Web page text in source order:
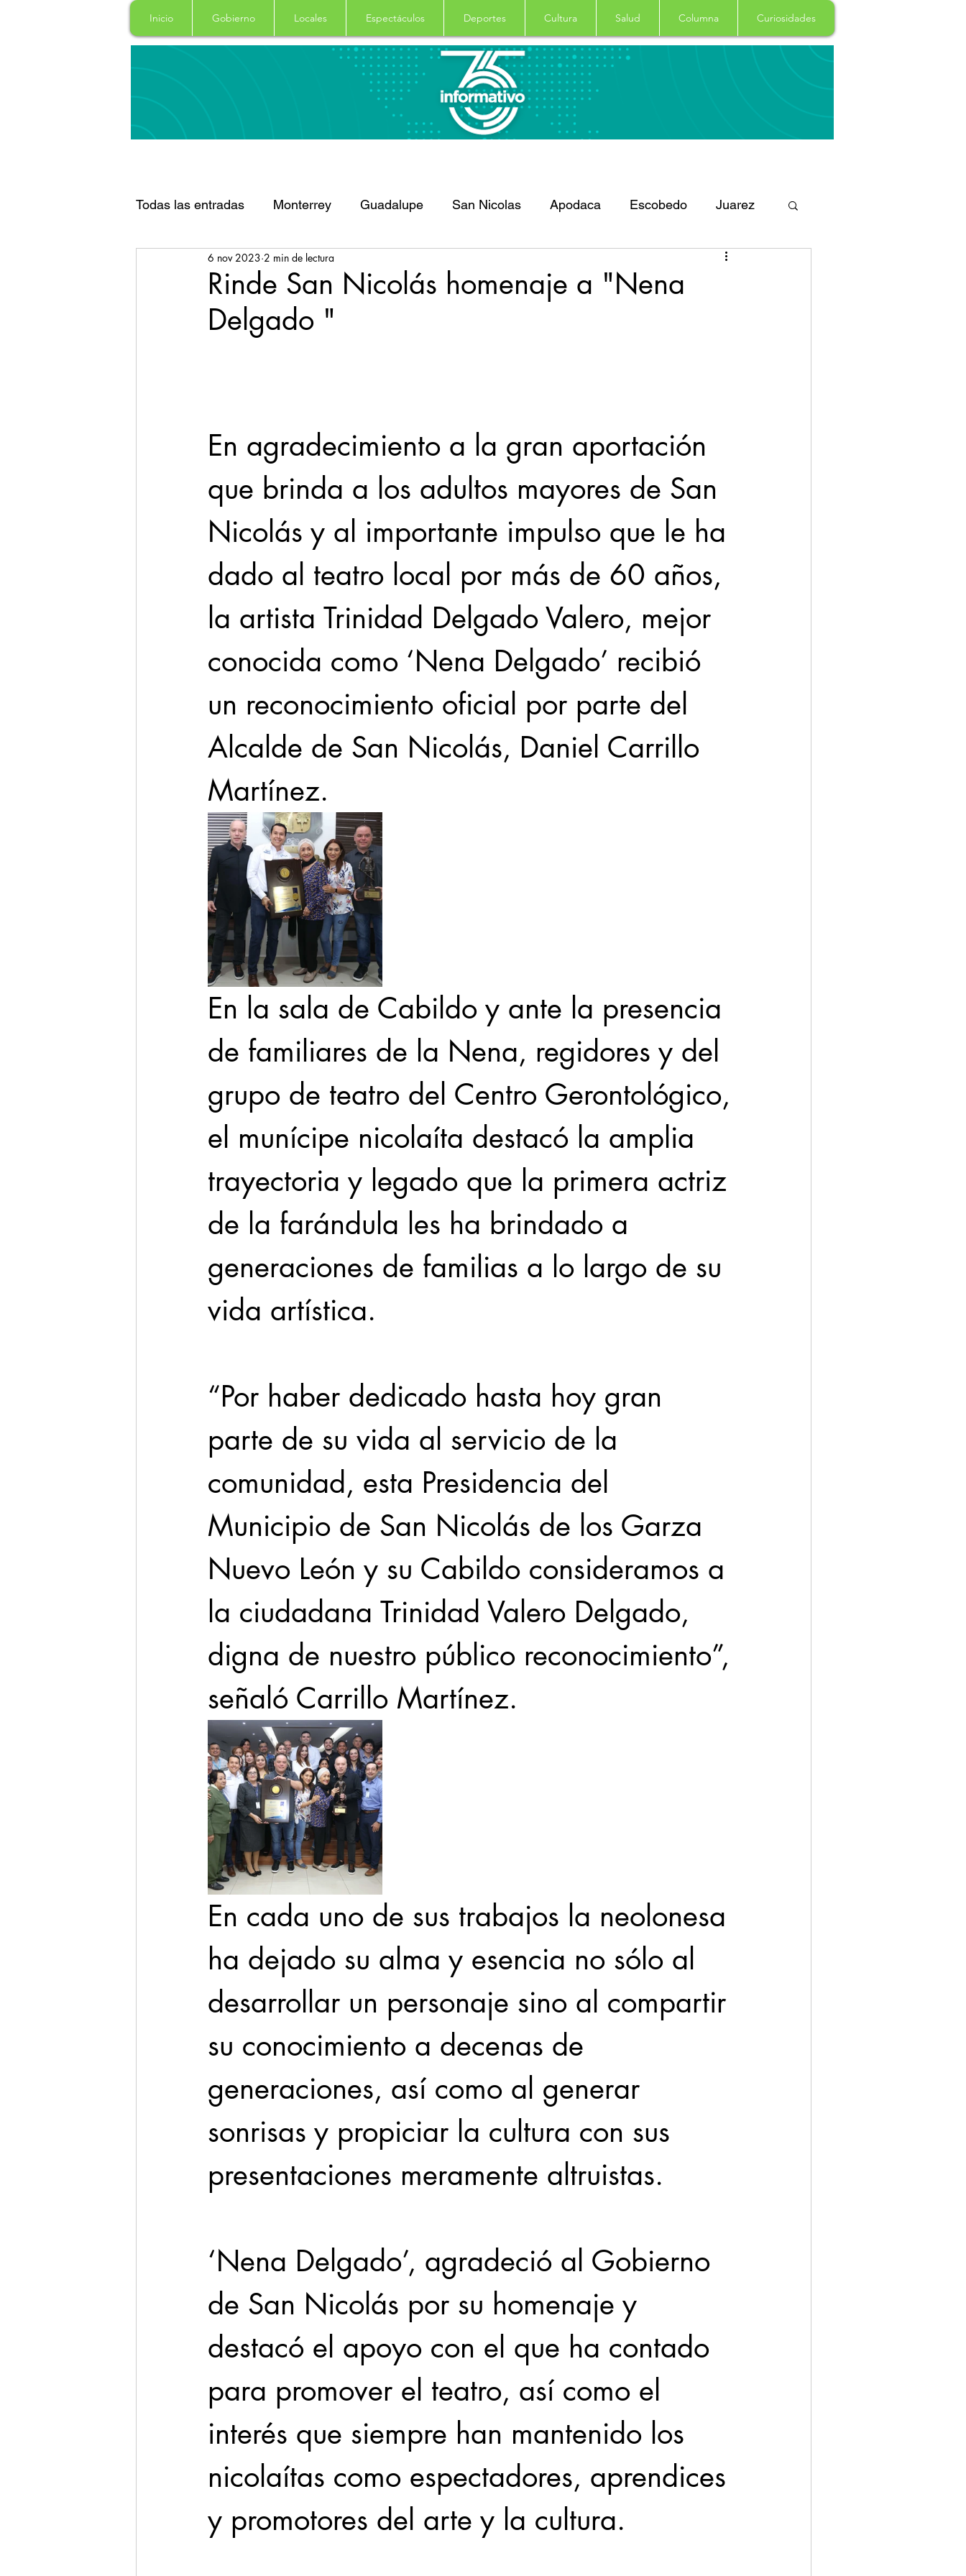
Inicio Gobierno Locales Espectáculos Deportes Cultura Salud Columna Curiosidades
Todas las entradas Monterrey Guadalupe San Nicolas Apodaca Escobedo Juarez
Santa Catarina San Pedro Garza Garcia Arte
Espectaculos Clima Principal
Seguridad 31abr
Rinde San Nicolás homenaje a "Nena
Delgado "
6 nov 2023 2 min de lectura
En agradecimiento a la gran aportación
que brinda a los adultos mayores de San
Nicolás y al importante impulso que le ha
dado al teatro local por más de 60 años,
la artista Trinidad Delgado Valero, mejor
conocida como ‘Nena Delgado’ recibió
un reconocimiento oficial por parte del
Alcalde de San Nicolás, Daniel Carrillo
Martínez.
En la sala de Cabildo y ante la presencia
de familiares de la Nena, regidores y del
grupo de teatro del Centro Gerontológico,
el munícipe nicolaíta destacó la amplia
trayectoria y legado que la primera actriz
de la farándula les ha brindado a
generaciones de familias a lo largo de su
vida artística.
“Por haber dedicado hasta hoy gran
parte de su vida al servicio de la
comunidad, esta Presidencia del
Municipio de San Nicolás de los Garza
Nuevo León y su Cabildo consideramos a
la ciudadana Trinidad Valero Delgado,
digna de nuestro público reconocimiento”,
señaló Carrillo Martínez.
En cada uno de sus trabajos la neolonesa
ha dejado su alma y esencia no sólo al
desarrollar un personaje sino al compartir
su conocimiento a decenas de
generaciones, así como al generar
sonrisas y propiciar la cultura con sus
presentaciones meramente altruistas.
‘Nena Delgado’, agradeció al Gobierno
de San Nicolás por su homenaje y
destacó el apoyo con el que ha contado
para promover el teatro, así como el
interés que siempre han mantenido los
nicolaítas como espectadores, aprendices
y promotores del arte y la cultura.